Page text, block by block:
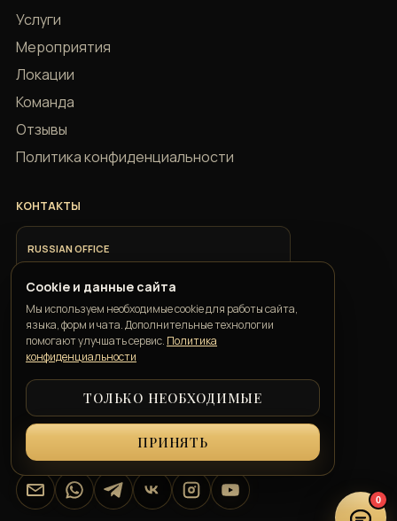
Услуги
Мероприятия
Локации
Команда
Отзывы
Политика конфиденциальности
КОНТАКТЫ
RUSSIAN OFFICE
+7 918 685 9883
ITALIAN OFFICE
+39 351 352 1163
GEORGIAN OFFICE
+995 550 00 57 50
info@belkatravelconcierge.com
EmailWhatsAppTelegram
VK InstagramYouTube
Cookie и данные сайта
Мы используем необходимые cookie для работы сайта,
языка, форм и чата. Дополнительные технологии
помогают улучшать сервис. Политика
конфиденциальности
ТОЛЬКО НЕОБХОДИМЫЕ
ПРИНЯТЬ
0